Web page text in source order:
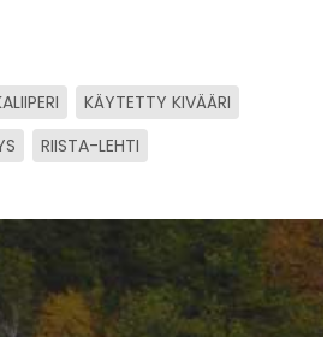
KÄYTETTY KIVÄÄRI
RIISTA-LEHTI